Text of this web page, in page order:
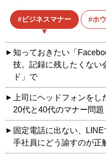
ビジネスマナー ホ
知っておきたい「
技。記録に残したくない
ド」で
上司にヘッドフォンをし
20代と40代のマナー問題
固定電話に出ない、
手社員にどう諭すのが正